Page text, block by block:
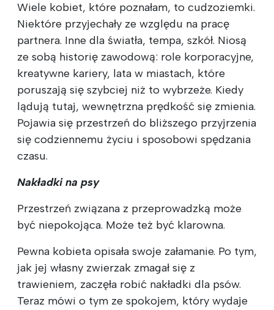
Wiele kobiet, które poznałam, to cudzoziemki.
Niektóre przyjechały ze względu na pracę
partnera. Inne dla światła, tempa, szkół. Niosą
ze sobą historię zawodową: role korporacyjne,
kreatywne kariery, lata w miastach, które
poruszają się szybciej niż to wybrzeże. Kiedy
lądują tutaj, wewnętrzna prędkość się zmienia.
Pojawia się przestrzeń do bliższego przyjrzenia
się codziennemu życiu i sposobowi spędzania
czasu.
Nakładki na psy
Przestrzeń związana z przeprowadzką może
być niepokojąca. Może też być klarowna.
Pewna kobieta opisała swoje załamanie. Po tym,
jak jej własny zwierzak zmagał się z
trawieniem, zaczęła robić nakładki dla psów.
Teraz mówi o tym ze spokojem, który wydaje